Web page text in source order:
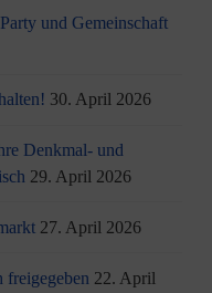
und Gemeinschaft
30. April 2026
Denkmal- und
29. April 2026
27. April 2026
freigegeben 22. April